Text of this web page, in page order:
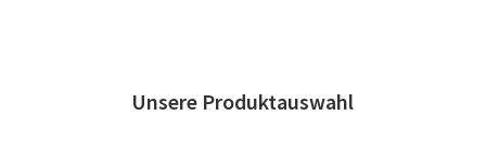
Unsere Produktauswahl